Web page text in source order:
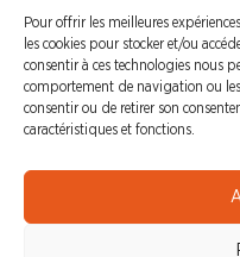
Pour offrir les meilleures
les cookies pour stocker et/ou
consentir à ces technologies nous
comportement de navigation ou
consentir ou de retirer son
caractéristiques et fonctions.